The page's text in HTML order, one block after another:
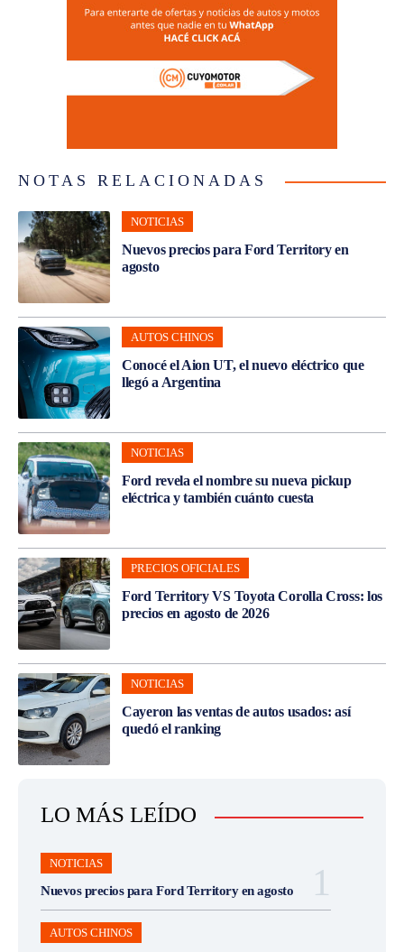
NOTAS RELACIONADAS
NOTICIAS
Nuevos precios para Ford Territory en
agosto
AUTOS CHINOS
Conocé el Aion UT, el nuevo eléctrico que
llegó a Argentina
NOTICIAS
Ford revela el nombre su nueva pickup
eléctrica y también cuánto cuesta
PRECIOS OFICIALES
Ford Territory VS Toyota Corolla Cross: los
precios en agosto de 2026
NOTICIAS
Cayeron las ventas de autos usados: así
quedó el ranking
LO MÁS LEÍDO
NOTICIAS
Nuevos precios para Ford Territory en agosto
AUTOS CHINOS